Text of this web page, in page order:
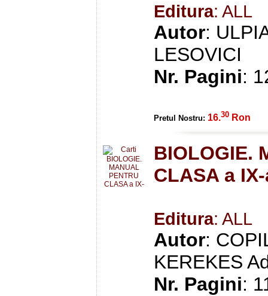
Editura: ALL
Autor:
LESOVICI
Nr. Pagini:
Pretul Nostru: 16.30 Ron
BIOLOGIE.
CLASA a
Editura: ALL
Autor:
KEREKES
Nr. Pagini: